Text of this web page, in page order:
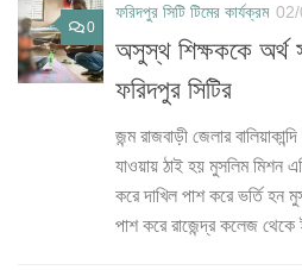
0
ফরিদপুর সিটি টিমের কার্যক্রম
অসুস্থ শিক্ষককে অর্থ
ফরিদপুর সিটির
জন্ম রাজবাড়ী জেলার
যাওয়ায় ঠাই হয় মুসলিম মিশন
করে দাখিল পাশ করে ভর্তি হন
পাশ করে রাজেন্দ্র কলেজ থেকে